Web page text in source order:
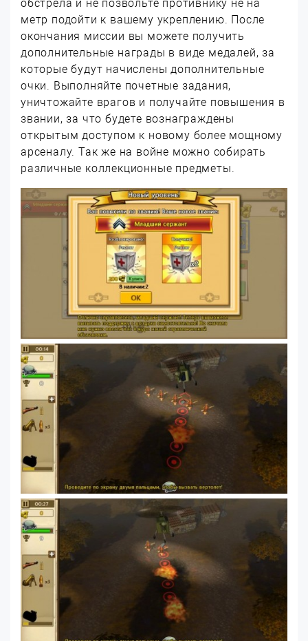
обстрела и не позвольте противнику не на
метр подойти к вашему укреплению. После
окончания миссии вы можете получить
дополнительные награды в виде медалей, за
которые будут начислены дополнительные
очки. Выполняйте почетные задания,
уничтожайте врагов и получайте повышения в
звании, за что будете вознаграждены
открытым доступом к новому более мощному
арсеналу. Так же на войне можно собирать
различные коллекционные предметы.